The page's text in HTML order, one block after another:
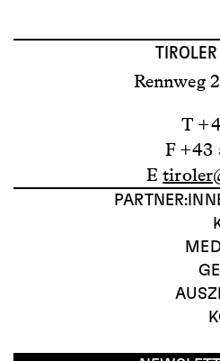
Rennweg
T
F +43
E